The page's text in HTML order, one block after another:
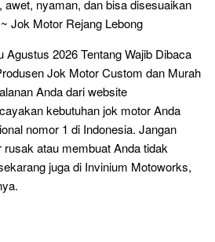
awet, nyaman, dan bisa disesuaikan
Jok Motor Rejang Lebong
Agustus 2026 Tentang Wajib Dibaca
Jok Motor Custom dan Murah
Anda dari website
kebutuhan jok motor Anda
nomor 1 di Indonesia. Jangan
atau membuat Anda tidak
juga di Invinium Motoworks,